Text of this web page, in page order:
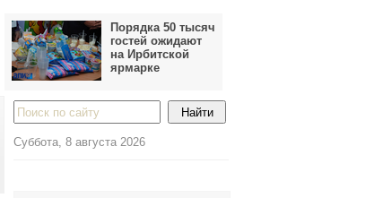
Порядка 50 тысяч
гостей ожидают
на Ирбитской
ярмарке
Суббота, 8 августа 2026